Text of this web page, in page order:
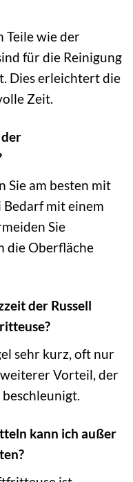
Teile wie der
für die Reinigung
Dies erleichtert die
Zeit.
Sie am besten mit
Bedarf mit einem
Sie
die Oberfläche
der Russell
sehr kurz, oft nur
Vorteil, der
kann ich außer